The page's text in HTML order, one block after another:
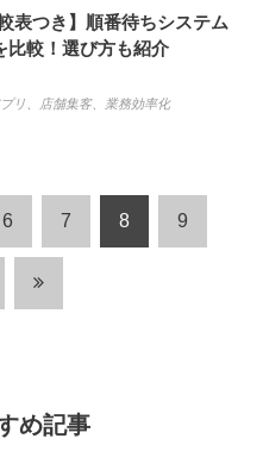
表つき】順番待ちシステム
比較！選び方も紹介
リ 店舗集客、 業務効率化
6 7 8 9
め記事